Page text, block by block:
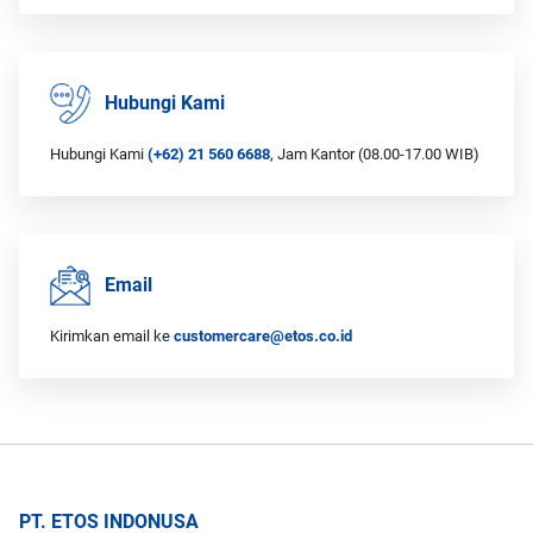
Hubungi Kami
Hubungi Kami (+62) 21 560 6688, Jam Kantor (08.00-17.00 WIB)
Email
Kirimkan email ke customercare@etos.co.id
PT. ETOS INDONUSA